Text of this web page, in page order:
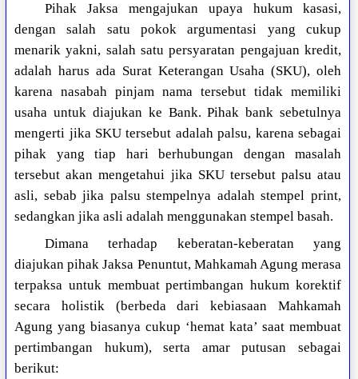
Pihak Jaksa mengajukan upaya hukum kasasi,
dengan salah satu pokok argumentasi yang cukup
menarik yakni, salah satu persyaratan pengajuan kredit,
adalah harus ada Surat Keterangan Usaha (SKU), oleh
karena nasabah pinjam nama tersebut tidak memiliki
usaha untuk diajukan ke Bank. Pihak bank sebetulnya
mengerti jika SKU tersebut adalah palsu, karena sebagai
pihak yang tiap hari berhubungan dengan masalah
tersebut akan mengetahui jika SKU tersebut palsu atau
asli, sebab jika palsu stempelnya adalah stempel print,
sedangkan jika asli adalah menggunakan stempel basah.
Dimana terhadap keberatan-keberatan yang
diajukan pihak Jaksa Penuntut, Mahkamah Agung merasa
terpaksa untuk membuat pertimbangan hukum korektif
secara holistik (berbeda dari kebiasaan Mahkamah
Agung yang biasanya cukup ‘hemat kata’ saat membuat
pertimbangan hukum), serta amar putusan sebagai
berikut: